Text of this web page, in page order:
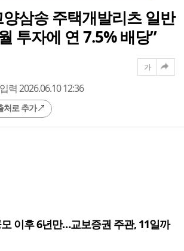
양삼송 주택개발리츠 일반
투자에 연 7.5% 배당”
입력 2026.06.10 12:36
처로 추가
가
이후 6년만…교보증권 주관, 11일까